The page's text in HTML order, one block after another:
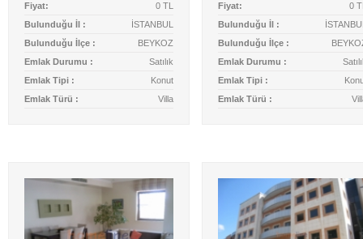
Fiyat:
0 TL
Bulunduğu İl :
İSTANBUL
Bulunduğu İlçe :
BEYKOZ
Emlak Durumu :
Satılık
Emlak Tipi :
Konut
Emlak Türü :
Villa
Fiyat:
0
Bulunduğu İl :
Bulunduğu İlçe :
Emlak Durumu :
Emlak Tipi :
Emlak Türü :